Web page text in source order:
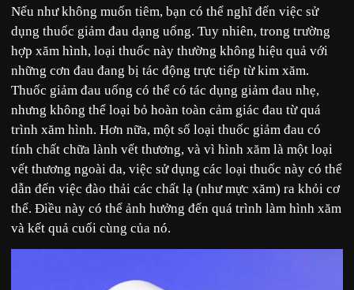
Nếu như không muốn tiêm, bạn có thể nghĩ đến việc sử
dụng thuốc giảm đau dạng uống. Tuy nhiên, trong trường
hợp xăm hình, loại thuốc này thường không hiệu quả với
những cơn đau đang bị tác động trực tiếp từ kim xăm.
Thuốc giảm đau uống có thể có tác dụng giảm đau nhẹ,
nhưng không thể loại bỏ hoàn toàn cảm giác đau từ quá
trình xăm hình. Hơn nữa, một số loại thuốc giảm đau có
tính chất chữa lành vết thương, và vì hình xăm là một loại
vết thương ngoài da, việc sử dụng các loại thuốc này có thể
dẫn đến việc đào thải các chất lạ (như mực xăm) ra khỏi cơ
thể. Điều này có thể ảnh hưởng đến quá trình làm hình xăm
và kết quả cuối cùng của nó.